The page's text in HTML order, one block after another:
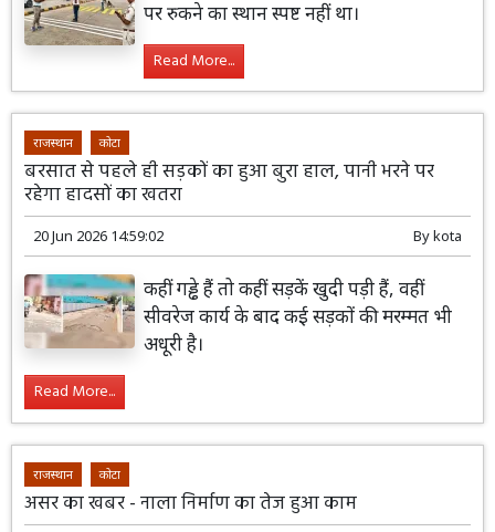
पर रुकने का स्थान स्पष्ट नहीं था।
Read More...
राजस्थान कोटा
बरसात से पहले ही सड़कों का हुआ बुरा हाल, पानी भरने पर
रहेगा हादसों का खतरा
20 Jun 2026 14:59:02 Bykota
कहीं गड्ढे हैं तो कहीं सड़कें खुदी पड़ी हैं, वहीं
सीवरेज कार्य के बाद कई सड़कों की मरम्मत भी
अधूरी है।
Read More...
राजस्थान कोटा
असर का खबर - नाला निर्माण का तेज हुआ काम